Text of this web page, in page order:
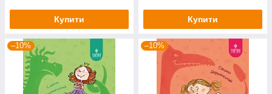
Купити Купити
–10% –10%